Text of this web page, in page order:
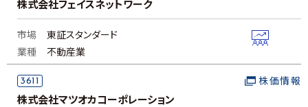
株式会社フェイスネットワーク
市場
東証スタンダード
業種
不動産業
3611
株式会社マツオカコーポレーション
株価情報